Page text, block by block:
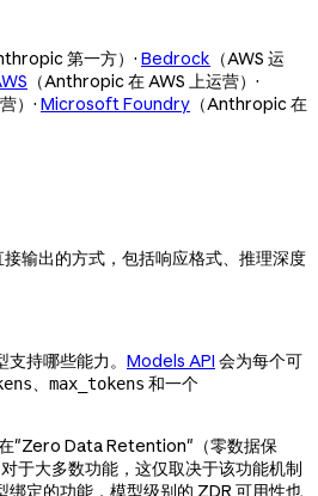
第一方）· Bedrock （AWS 运
（Anthropic 在 AWS 上运营）·
）· Microsoft Foundry （Anthropic 在
输出的方式，包括响应格式、推理深度
持哪些能力。 Models API 会为每个可
max_tokens 和一个
"Zero Data Retention"（零数据保
于大多数功能，这仅取决于该功能机制
绑定的功能，模型级别的 ZDR 可用性也